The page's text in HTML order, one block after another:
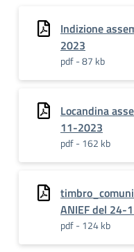
Indizione
2023
pdf - 87 kb
Locandina
11-2023
pdf - 162 kb
ANIEF del 24-
pdf - 124 kb